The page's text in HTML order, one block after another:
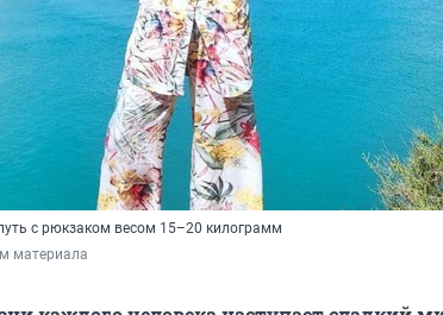
с рюкзаком весом 15–20 килограмм
материала